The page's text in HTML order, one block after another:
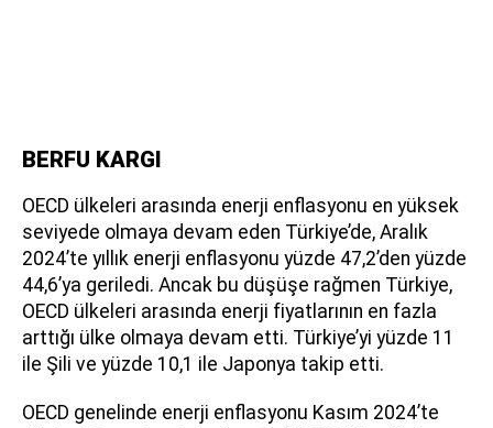
BERFU KARGI
OECD ülkeleri arasında enerji enflasyonu en yüksek
seviyede olmaya devam eden Türkiye’de, Aralık
2024’te yıllık enerji enflasyonu yüzde 47,2’den yüzde
44,6’ya geriledi. Ancak bu düşüşe rağmen Türkiye,
OECD ülkeleri arasında enerji fiyatlarının en fazla
arttığı ülke olmaya devam etti. Türkiye’yi yüzde 11
ile Şili ve yüzde 10,1 ile Japonya takip etti.
OECD genelinde enerji enflasyonu Kasım 2024’te